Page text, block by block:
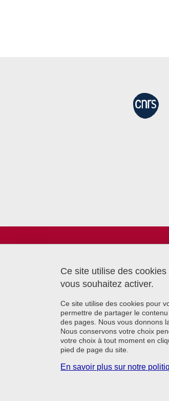
6 chemin Saint
38700 La Tronche
Ce site utilise des
vous souhaitez activer.
Ce site utilise des cookies pour
permettre de partager le
des pages. Nous vous donnons
Nous conservons votre choix
votre choix à tout moment en
pied de page du site.
En savoir plus sur notre